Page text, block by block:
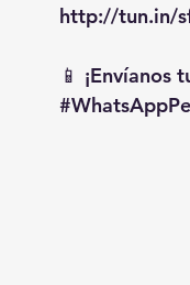
http://tun.in/
📱